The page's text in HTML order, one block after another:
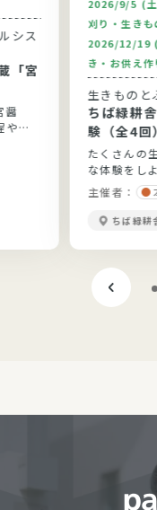
「宮
醤
や醤
2026/9/5 (
刈り・生きも
2026/12/19
き・お供え作
生きものと
ちば緑耕
験（全4回）
たくさんの
な体験をし
主催者：
ちば緑耕